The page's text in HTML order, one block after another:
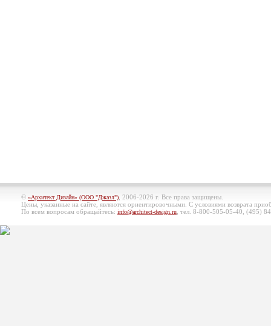
© «Архитект Дизайн» (ООО "Джазл") , 2006-2026 г. Все права защищены.
Цены, указанные на сайте, являются ориентировочными. С условиями возврата
По всем вопросам обращайтесь: info@architect-design.ru , тел. 8-800-505-05-40, (495)